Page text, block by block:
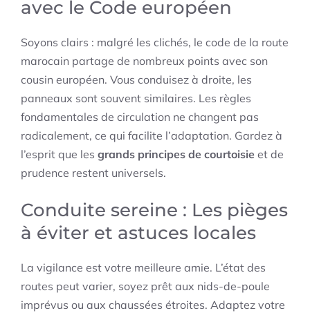
avec le Code européen
Soyons clairs : malgré les clichés, le code de la route
marocain partage de nombreux points avec son
cousin européen. Vous conduisez à droite, les
panneaux sont souvent similaires. Les règles
fondamentales de circulation ne changent pas
radicalement, ce qui facilite l’adaptation. Gardez à
l’esprit que les grands principes de courtoisie et de
prudence restent universels.
Conduite sereine : Les pièges
à éviter et astuces locales
La vigilance est votre meilleure amie. L’état des
routes peut varier, soyez prêt aux nids-de-poule
imprévus ou aux chaussées étroites. Adaptez votre